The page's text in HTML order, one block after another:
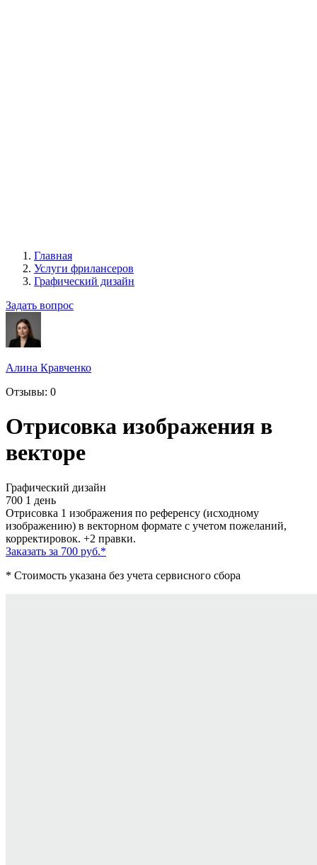
Главная
Услуги фрилансеров
Графический дизайн
Задать вопрос
Алина Кравченко
Отзывы: 0
Отрисовка изображения в
векторе
Графический дизайн
700 1 день
Отрисовка 1 изображения по референсу (исходному
изображению) в векторном формате с учетом пожеланий,
корректировок. +2 правки.
Заказать за 700 руб.*
* Стоимость указана без учета сервисного сбора